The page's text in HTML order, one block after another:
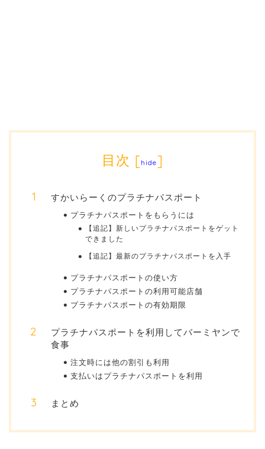
目次 [hide]
すかいらーくのプラチナパスポート
プラチナパスポートをもらうには
【追記】新しいプラチナパスポートをゲット
できました
【追記】最新のプラチナパスポートを入手
プラチナパスポートの使い方
プラチナパスポートの利用可能店舗
プラチナパスポートの有効期限
プラチナパスポートを利用してバーミヤンで
食事
注文時には他の割引も利用
支払いはプラチナパスポートを利用
まとめ